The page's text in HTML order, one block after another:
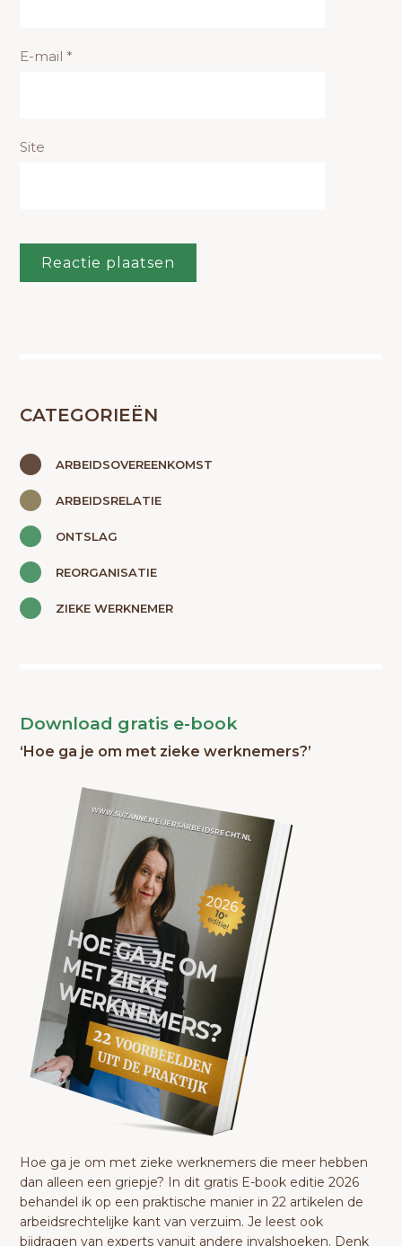
E-mail *
Site
CATEGORIEËN
ARBEIDSOVEREENKOMST
ARBEIDSRELATIE
ONTSLAG
REORGANISATIE
ZIEKE WERKNEMER
Download gratis e-book
‘Hoe ga je om met zieke werknemers?’
Hoe ga je om met zieke werknemers die meer hebben
dan alleen een griepje? In dit gratis E-book editie 2026
behandel ik op een praktische manier in 22 artikelen de
arbeidsrechtelijke kant van verzuim. Je leest ook
bijdragen van experts vanuit andere invalshoeken. Denk